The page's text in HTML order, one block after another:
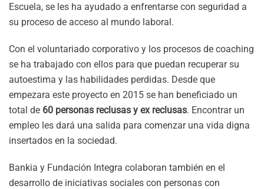
Escuela, se les ha ayudado a enfrentarse con seguridad a
su proceso de acceso al mundo laboral.
Con el voluntariado corporativo y los procesos de coaching
se ha trabajado con ellos para que puedan recuperar su
autoestima y las habilidades perdidas. Desde que
empezara este proyecto en 2015 se han beneficiado un
total de 60 personas reclusas y ex reclusas. Encontrar un
empleo les dará una salida para comenzar una vida digna
insertados en la sociedad.
Bankia y Fundación Integra colaboran también en el
desarrollo de iniciativas sociales con personas con